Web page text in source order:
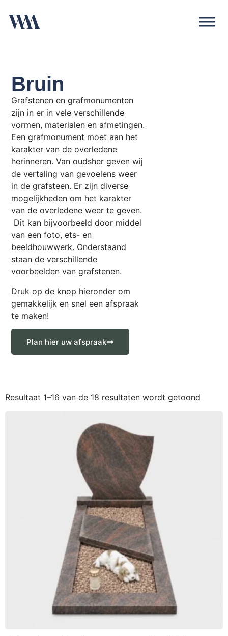
Bruin
Grafstenen en grafmonumenten
zijn in er in vele verschillende
vormen, materialen en afmetingen.
Een grafmonument moet aan het
karakter van de overledene
herinneren. Van oudsher geven wij
de vertaling van gevoelens weer
in de grafsteen. Er zijn diverse
mogelijkheden om het karakter
van de overledene weer te geven.
Dit kan bijvoorbeeld door middel
van een foto, ets- en
beeldhouwwerk. Onderstaand
staan de verschillende
voorbeelden van grafstenen.
Druk op de knop hieronder om
gemakkelijk en snel een afspraak
te maken!
Plan hier uw afspraak
Resultaat 1–16 van de 18 resultaten wordt getoond